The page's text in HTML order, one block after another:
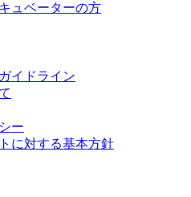
ュベーターの方
イドライン
ー
に対する基本方針